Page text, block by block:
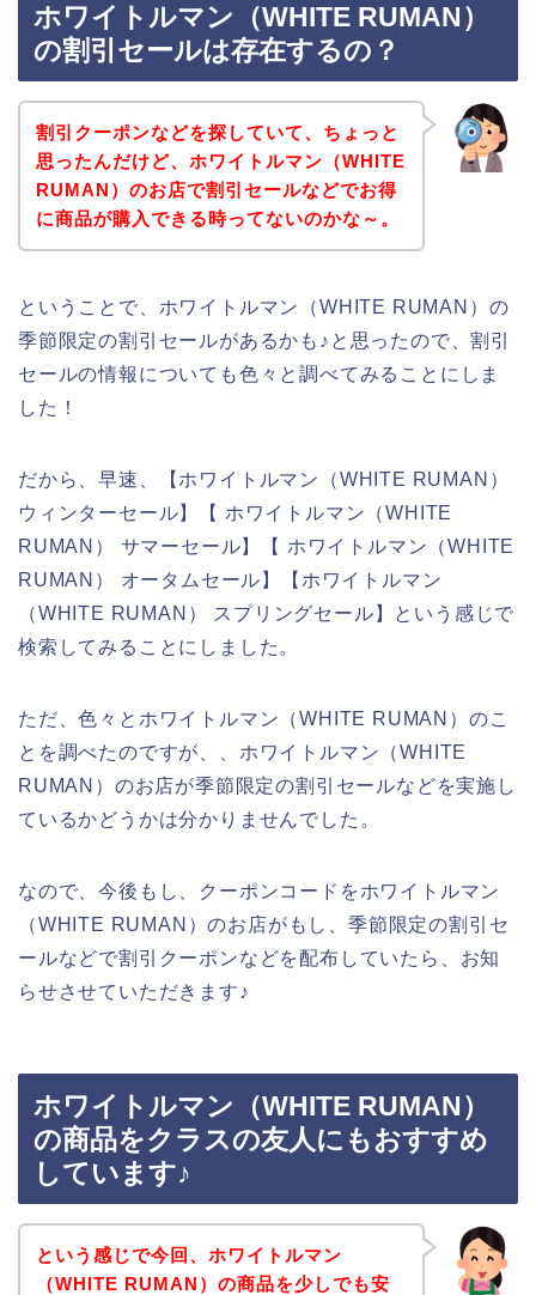
ホワイトルマン（WHITE RUMAN）
の割引セールは存在するの？
割引クーポンなどを探していて、ちょっと
思ったんだけど、ホワイトルマン（WHITE
RUMAN）のお店で割引セールなどでお得
に商品が購入できる時ってないのかな～。
ということで、ホワイトルマン（WHITE RUMAN）の
季節限定の割引セールがあるかも♪と思ったので、割引
セールの情報についても色々と調べてみることにしま
した！
だから、早速、【ホワイトルマン（WHITE RUMAN）
ウィンターセール】【 ホワイトルマン（WHITE
RUMAN） サマーセール】【 ホワイトルマン（WHITE
RUMAN） オータムセール】【ホワイトルマン
（WHITE RUMAN） スプリングセール】という感じで
検索してみることにしました。
ただ、色々とホワイトルマン（WHITE RUMAN）のこ
とを調べたのですが、、ホワイトルマン（WHITE
RUMAN）のお店が季節限定の割引セールなどを実施し
ているかどうかは分かりませんでした。
なので、今後もし、クーポンコードをホワイトルマン
（WHITE RUMAN）のお店がもし、季節限定の割引セ
ールなどで割引クーポンなどを配布していたら、お知
らせさせていただきます♪
ホワイトルマン（WHITE RUMAN）
の商品をクラスの友人にもおすすめ
しています♪
という感じで今回、ホワイトルマン
（WHITE RUMAN）の商品を少しでも安